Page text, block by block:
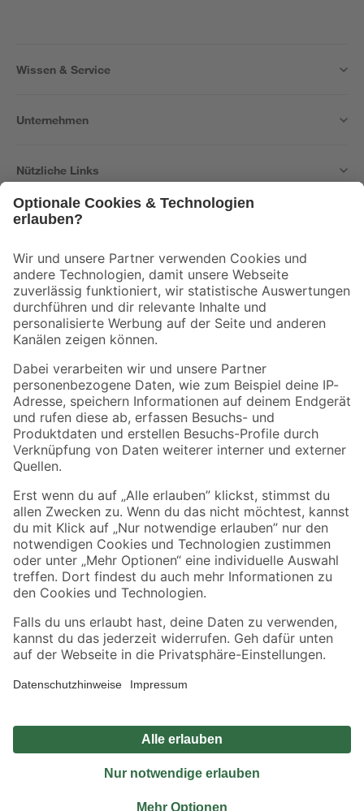
Wissen & Service
Unternehmen
Nützliche Links
Der toom Newsletter: Keine Angebote und Aktionen mehr verpassen!
Zur Newsletter Anmeldung
Folge uns
Zahlungsarten Versandarten
Sicher einkaufen
Jetzt die toom-App herunterladen
Alle Preisangaben in EUR inkl. gesetzl. MwSt.. Die dargestellten Angebote sind unter
Umständen nicht in allen Märkten verfügbar. Die angegebenen Verfügbarkeiten beziehen
Produkte nur solange der Vorrat reicht.
*Paketversand ab 59 € versandkostenfrei, gilt nicht für Artikel mit Speditionsversand, hier
Privatsphäre Impressum
Nutzungsbedingungen
Widerrufsrecht
Vertrag widerrufen